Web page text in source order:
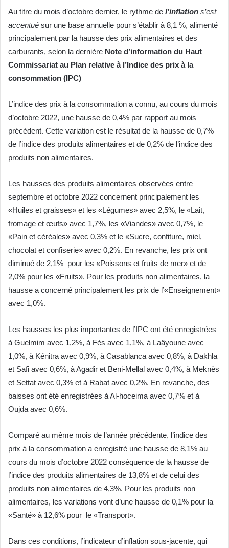
Au titre du mois d’octobre dernier, le rythme de l’inflation s’est
accentué sur une base annuelle pour s’établir à 8,1 %, alimenté
principalement par la hausse des prix alimentaires et des
carburants, selon la dernière Note d’information du Haut
Commissariat au Plan relative à l’Indice des prix à la
consommation (IPC)
L’indice des prix à la consommation a connu, au cours du mois
d’octobre 2022, une hausse de 0,4% par rapport au mois
précédent. Cette variation est le résultat de la hausse de 0,7%
de l’indice des produits alimentaires et de 0,2% de l’indice des
produits non alimentaires.
Les hausses des produits alimentaires observées entre
septembre et octobre 2022 concernent principalement les
«Huiles et graisses» et les «Légumes» avec 2,5%, le «Lait,
fromage et œufs» avec 1,7%, les «Viandes» avec 0,7%, le
«Pain et céréales» avec 0,3% et le «Sucre, confiture, miel,
chocolat et confiserie» avec 0,2%. En revanche, les prix ont
diminué de 2,1% pour les «Poissons et fruits de mer» et de
2,0% pour les «Fruits». Pour les produits non alimentaires, la
hausse a concerné principalement les prix de l’«Enseignement»
avec 1,0%.
Les hausses les plus importantes de l’IPC ont été enregistrées
à Guelmim avec 1,2%, à Fès avec 1,1%, à Laâyoune avec
1,0%, à Kénitra avec 0,9%, à Casablanca avec 0,8%, à Dakhla
et Safi avec 0,6%, à Agadir et Beni-Mellal avec 0,4%, à Meknès
et Settat avec 0,3% et à Rabat avec 0,2%. En revanche, des
baisses ont été enregistrées à Al-hoceima avec 0,7% et à
Oujda avec 0,6%.
Comparé au même mois de l’année précédente, l’indice des
prix à la consommation a enregistré une hausse de 8,1% au
cours du mois d’octobre 2022 conséquence de la hausse de
l’indice des produits alimentaires de 13,8% et de celui des
produits non alimentaires de 4,3%. Pour les produits non
alimentaires, les variations vont d’une hausse de 0,1% pour la
«Santé» à 12,6% pour le «Transport».
Dans ces conditions, l’indicateur d’inflation sous-jacente, qui